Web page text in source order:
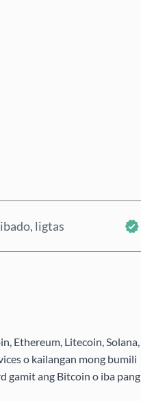
ligtas
Ethereum, Litecoin, Solana,
o kailangan mong bumili
gamit ang Bitcoin o iba pang